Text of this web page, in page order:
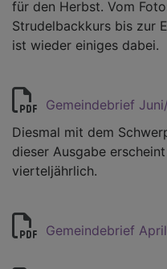
für den Herbst. Vom
Strudelbackkurs bis zur
ist wieder einiges dabei.
Gemeindebrief
Diesmal mit dem
dieser Ausgabe
vierteljährlich.
Gemeindebrief